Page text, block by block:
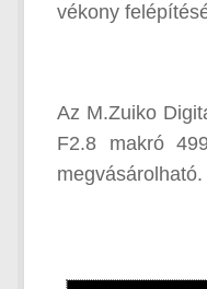
vékony
Az M.Zuiko
F2.8 makró
megvásárolható.